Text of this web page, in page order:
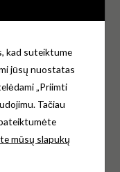
kad suteiktume
jūsų nuostatas
„Priimti
Tačiau
mūsų slapukų